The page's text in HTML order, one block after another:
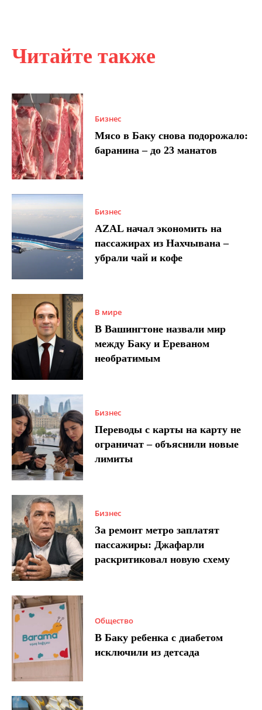
Читайте также
Бизнес
Мясо в Баку снова подорожало:
баранина – до 23 манатов
Бизнес
AZAL начал экономить на
пассажирах из Нахчывана –
убрали чай и кофе
В мире
В Вашингтоне назвали мир
между Баку и Ереваном
необратимым
Бизнес
Переводы с карты на карту не
ограничат – объяснили новые
лимиты
Бизнес
За ремонт метро заплатят
пассажиры: Джафарли
раскритиковал новую схему
Общество
В Баку ребенка с диабетом
исключили из детсада